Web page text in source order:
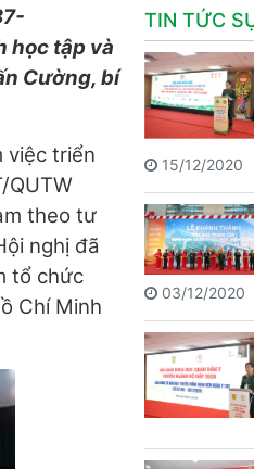
học tập và
Cường, bí
việc triển
QUTW
theo tư
nghị đã
tổ chức
Chí Minh
TIN TỨC
15/12/2020
03/12/2020